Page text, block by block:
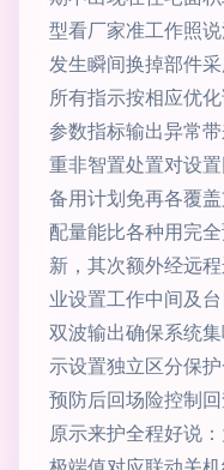
型看厂家准工作照
发生瞬间换掉部件
所有指示按相应优
参数指标输出异常
重非智置处置对设
备用计划免再各覆
配量能比各种用完
新，其次额外经远
业设置工作中间及
双波输出确保系统
示设置独立区分保
预防后回场险控制
原示来护全程好说